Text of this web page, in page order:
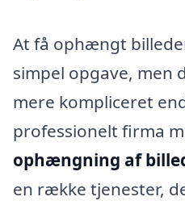
At få ophængt
simpel opgave, men
mere kompliceret
professionelt firma
ophængning af
en række tjenester,